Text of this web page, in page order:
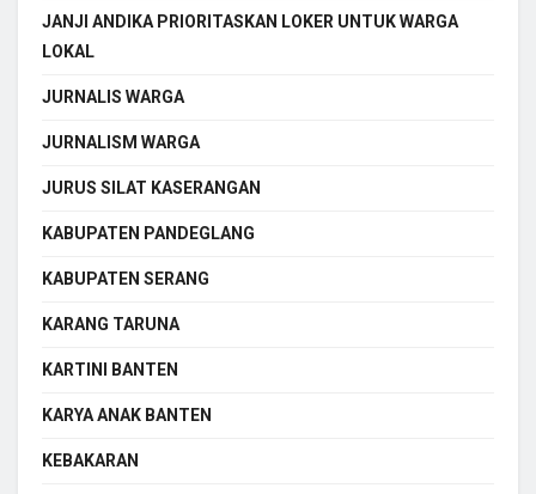
JANJI ANDIKA PRIORITASKAN LOKER UNTUK WARGA
LOKAL
JURNALIS WARGA
JURNALISM WARGA
JURUS SILAT KASERANGAN
KABUPATEN PANDEGLANG
KABUPATEN SERANG
KARANG TARUNA
KARTINI BANTEN
KARYA ANAK BANTEN
KEBAKARAN